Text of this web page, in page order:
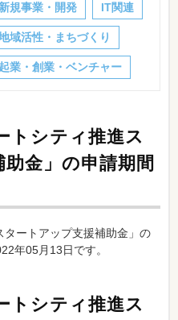
新規事業・開発 IT関連
域活性・まちづくり
起業・創業・ベンチャー
トシティ推進ス
金」の申請期間
ートアップ支援補助金」の
年05月13日です。
トシティ推進ス